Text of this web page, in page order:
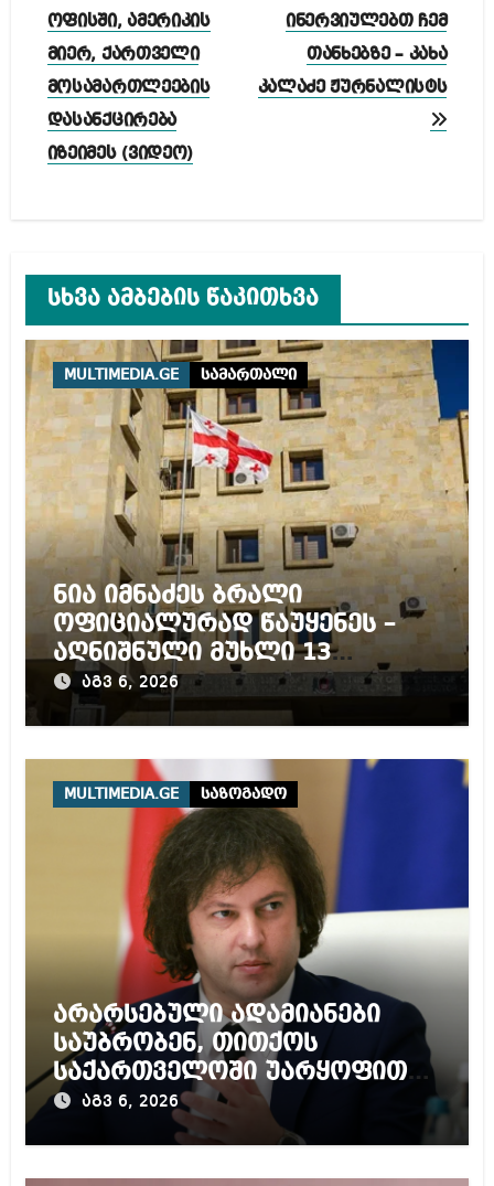
ნავიგაცია
ოფისში, ამერიკის
მიერ, ქართველი
მოსამართლეების
დასანქცირება
იზეიმეს (ვიდეო)
ინერვიულებთ ჩემ
თანხებზე – კახა
კალაძე ჟურნალისტს
სხვა ამბების წაკითხვა
MULTIMEDIA.GE სამართალი
ნია იმნაძეს ბრალი
ოფიციალურად წაუყენეს –
აღნიშნული მუხლი 13
წლამდე პატიმრობას
ითვალისწინებს
აგვ 6, 2026
MULTIMEDIA.GE საზოგადო
არარსებული ადამიანები
საუბრობენ, თითქოს
საქართველოში უარყოფითი
გარემოა შექმნილი რუსი
ტურისტებისთვის, ჩვენი კარი
აგვ 6, 2026